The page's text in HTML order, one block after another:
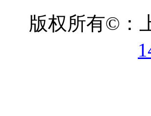
版权所有©：